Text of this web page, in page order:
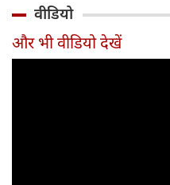
वीडियो
और भी वीडियो देखें